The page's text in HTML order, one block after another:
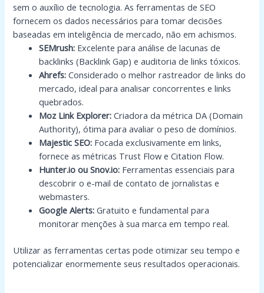
sem o auxílio de tecnologia. As ferramentas de SEO
fornecem os dados necessários para tomar decisões
baseadas em inteligência de mercado, não em achismos.
SEMrush: Excelente para análise de lacunas de
backlinks (Backlink Gap) e auditoria de links tóxicos.
Ahrefs: Considerado o melhor rastreador de links do
mercado, ideal para analisar concorrentes e links
quebrados.
Moz Link Explorer: Criadora da métrica DA (Domain
Authority), ótima para avaliar o peso de domínios.
Majestic SEO: Focada exclusivamente em links,
fornece as métricas Trust Flow e Citation Flow.
Hunter.io ou Snov.io: Ferramentas essenciais para
descobrir o e-mail de contato de jornalistas e
webmasters.
Google Alerts: Gratuito e fundamental para
monitorar menções à sua marca em tempo real.
Utilizar as ferramentas certas pode otimizar seu tempo e
potencializar enormemente seus resultados operacionais.